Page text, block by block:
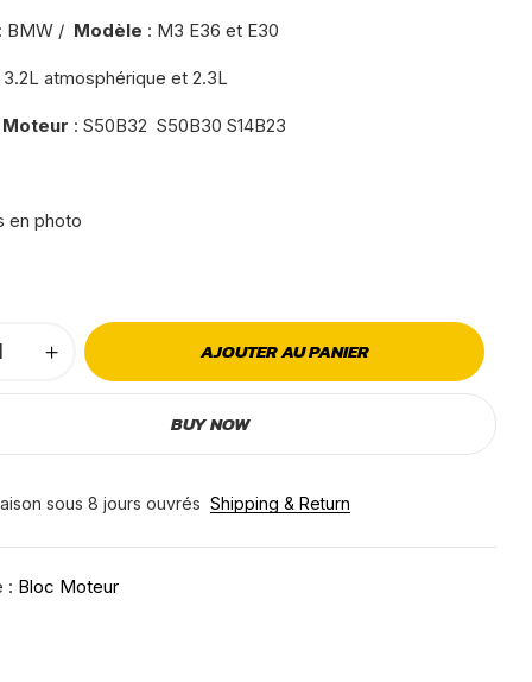
BMW / Modèle : M3 E36 et E30
atmosphérique et 2.3L
: S50B32 S50B30 S14B23
en photo
AJOUTER AU PANIER
BUY NOW
sous 8 jours ouvrés Shipping & Return
: Bloc Moteur